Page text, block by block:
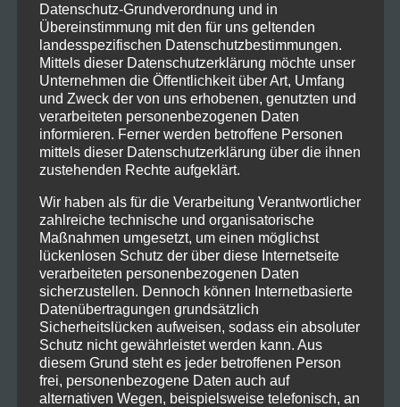
Sa. 19.11.2022 20:00 Uhr Komödienhaus
Biberach
Premiere in der Friedenskirche
weiter Vorstellungen im Komödienhaus
Zurück
Datenschutz-Grundverordnung und in
Übereinstimmung mit den für uns geltenden
landesspezifischen Datenschutzbestimmungen.
Mittels dieser Datenschutzerklärung möchte unser
Unternehmen die Öffentlichkeit über Art, Umfang
und Zweck der von uns erhobenen, genutzten und
verarbeiteten personenbezogenen Daten
informieren. Ferner werden betroffene Personen
mittels dieser Datenschutzerklärung über die ihnen
zustehenden Rechte aufgeklärt.
Wir haben als für die Verarbeitung Verantwortlicher
zahlreiche technische und organisatorische
Maßnahmen umgesetzt, um einen möglichst
lückenlosen Schutz der über diese Internetseite
verarbeiteten personenbezogenen Daten
sicherzustellen. Dennoch können Internetbasierte
Datenübertragungen grundsätzlich
Sicherheitslücken aufweisen, sodass ein absoluter
Schutz nicht gewährleistet werden kann. Aus
diesem Grund steht es jeder betroffenen Person
frei, personenbezogene Daten auch auf
alternativen Wegen, beispielsweise telefonisch, an